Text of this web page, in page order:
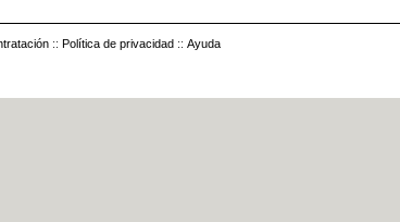
:: Política de privacidad :: Ayuda